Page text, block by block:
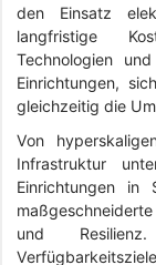
den Einsatz
langfristige
Technologien
Einrichtungen,
gleichzeitig die
Von
Infrastruktur
Einrichtungen in
und